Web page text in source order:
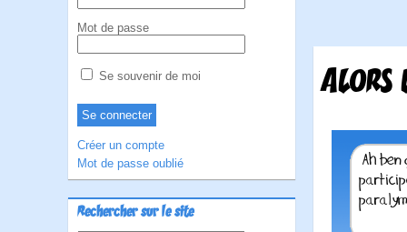
Mot de passe
Se souvenir de moi
Créer un compte
Mot de passe oublié
Rechercher sur le site